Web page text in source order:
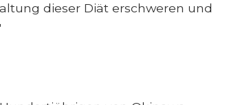
dieser Diät erschweren und